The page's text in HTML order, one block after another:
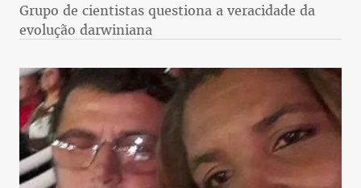
Grupo de cientistas questiona a veracidade da
evolução darwiniana